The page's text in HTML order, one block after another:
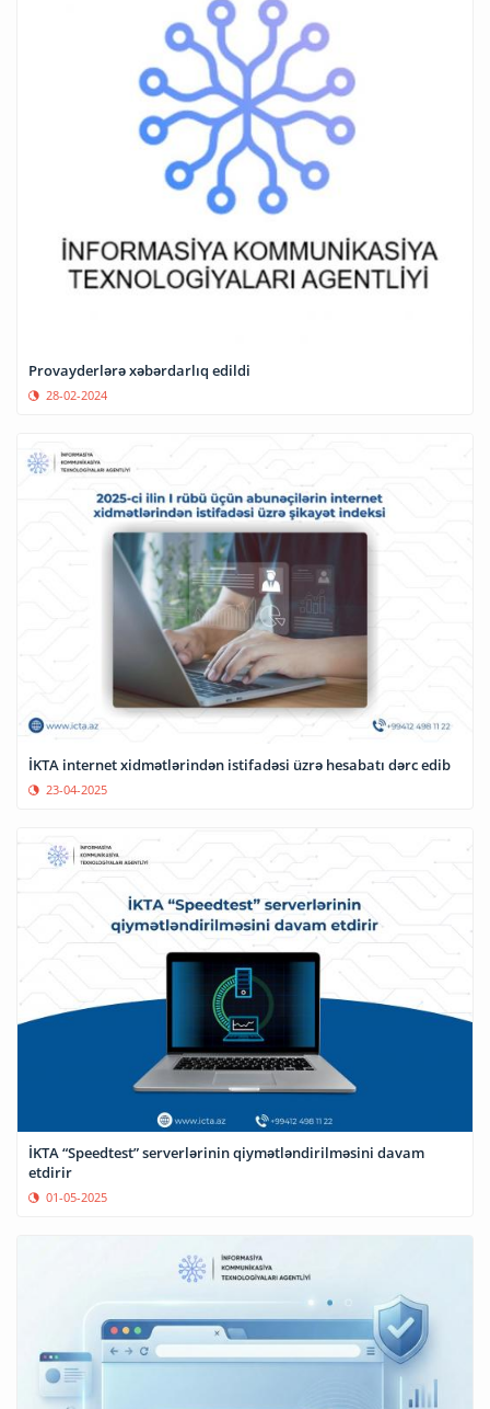
Provayderlərə xəbərdarlıq edildi
28-02-2024
İKTA internet xidmətlərindən istifadəsi üzrə hesabatı dərc edib
23-04-2025
İKTA “Speedtest” serverlərinin qiymətləndirilməsini davam
etdirir
01-05-2025